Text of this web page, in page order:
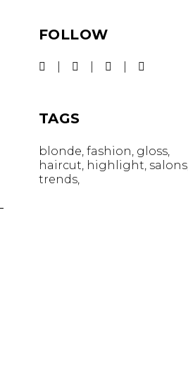
FOLLOW
TAGS
blonde fashion gloss
haircut highlight salons
trends